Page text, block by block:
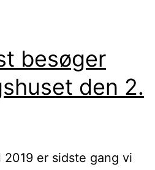
besøger
den 2.
er sidste gang vi